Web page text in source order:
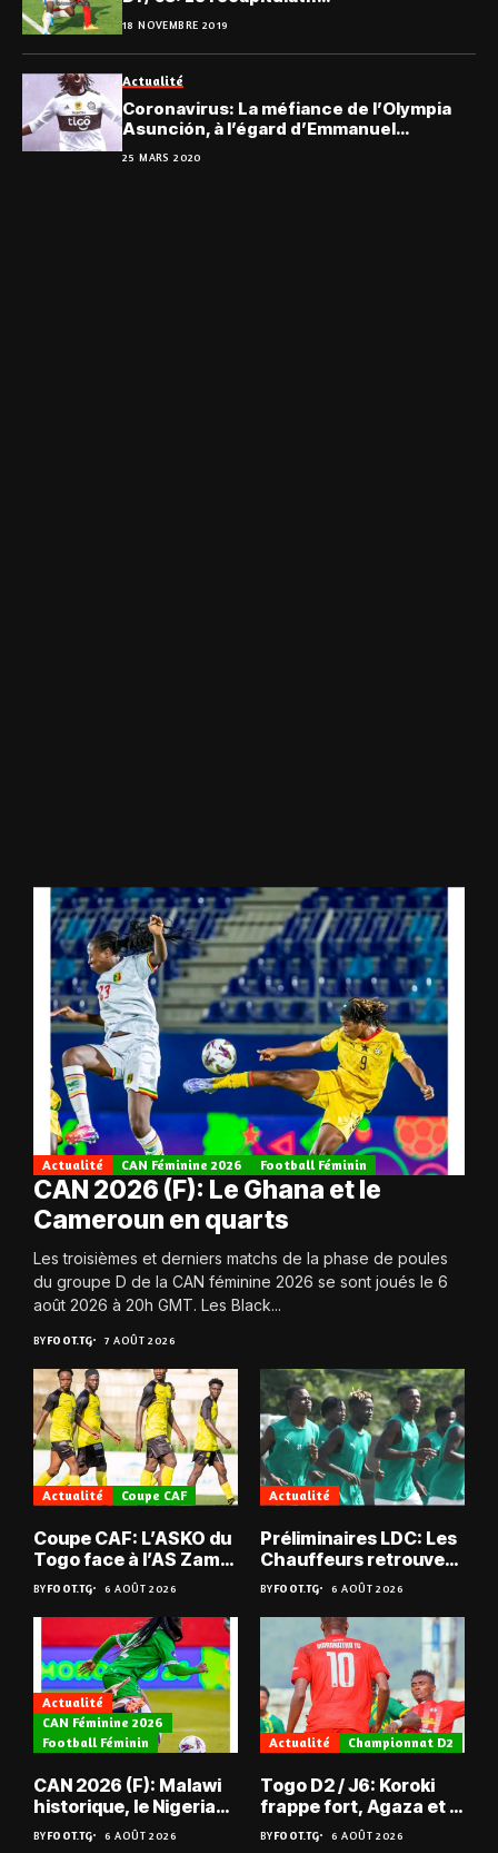
18 NOVEMBRE 2019
Actualité
Coronavirus: La méfiance de l’Olympia
Asunción, à l’égard d’Emmanuel
Adebayor
25 MARS 2020
Actualité CAN Féminine 2026 Football Féminin
CAN 2026 (F): Le Ghana et le
Cameroun en quarts
Les troisièmes et derniers matchs de la phase de poules
du groupe D de la CAN féminine 2026 se sont joués le 6
août 2026 à 20h GMT. Les Black...
BYFOOT.TG 7 AOÛT 2026
Actualité Coupe CAF
Coupe CAF: L’ASKO du
Togo face à l’AS Zam
du Niger
BYFOOT.TG 6 AOÛT 2026
Actualité
Préliminaires LDC: Les
Chauffeurs retrouvent
les Mimos
BYFOOT.TG 6 AOÛT 2026
Actualité
CAN Féminine 2026
Football Féminin
CAN 2026 (F): Malawi
historique, le Nigeria
sauvé, la Zambie
BYFOOT.TG 6 AOÛT 2026
Actualité Championnat D2
Togo D2 / J6: Koroki
frappe fort, Agaza et la
JCA assurent,
BYFOOT.TG 6 AOÛT 2026